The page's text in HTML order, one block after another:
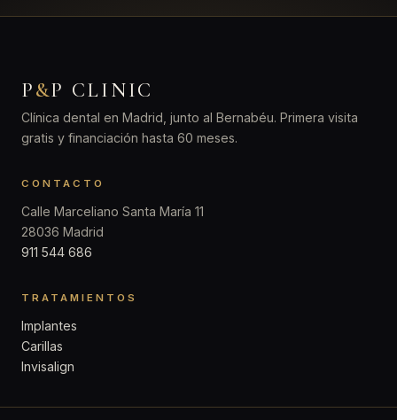
P&P CLINIC
Clínica dental en Madrid, junto al Bernabéu. Primera visita
gratis y financiación hasta 60 meses.
CONTACTO
Calle Marceliano Santa María 11
28036 Madrid
911 544 686
TRATAMIENTOS
Implantes
Carillas
Invisalign